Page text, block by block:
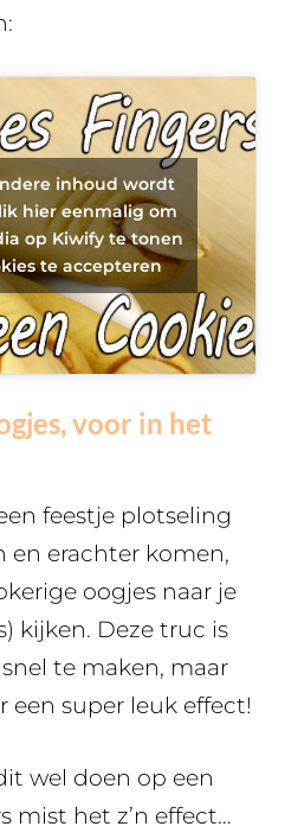
inhoud wordt
hier eenmalig om
op Kiwify te tonen
te accepteren
voor in het
feestje plotseling
erachter komen,
oogjes naar je
kijken. Deze truc is
te maken, maar
een super leuk effect!
wel doen op een
mist het z’n effect…